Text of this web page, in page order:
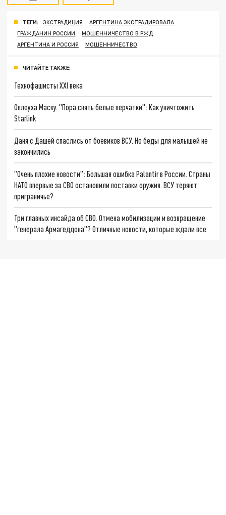
ТЕГИ: ЭКСТРАДИЦИЯ
АРГЕНТИНА ЭКСТРАДИРОВАЛА
ГРАЖДАНИН РОССИИ
МОШЕННИЧЕСТВО В РЖД
АРГЕНТИНА И РОССИЯ
МОШЕННИЧЕСТВО
ЧИТАЙТЕ ТАКЖЕ:
Технофашисты XXI века
Оплеуха Маску. "Пора снять белые перчатки": Как уничтожить
Starlink
Даня с Дашей спаслись от боевиков ВСУ. Но беды для малышей не
закончились
"Очень плохие новости": Большая ошибка Palantir в России. Страны
НАТО впервые за СВО остановили поставки оружия. ВСУ теряют
приграничье?
Три главных инсайда об СВО. Отмена мобилизации и возвращение
"генерала Армагеддона"? Отличные новости, которые ждали все